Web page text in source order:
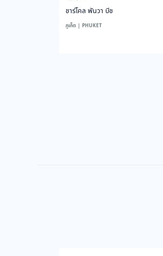
ชาร์โคล พันวา บีช
ภูเก็ต | PHUKET